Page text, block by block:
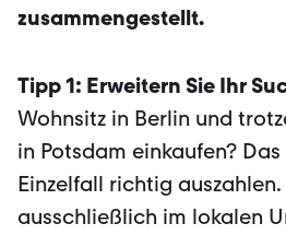
zusammengestellt.
Tipp 1: Erweitern Sie Ihr
Wohnsitz in Berlin und
in Potsdam einkaufen?
Einzelfall richtig
ausschließlich im lokalen